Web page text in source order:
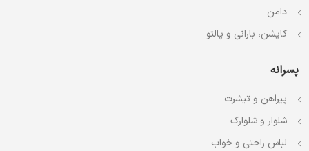
دامن
کاپشن، بارانی و پالتو
پسرانه
پیراهن و تیشرت
شلوار و شلوارک
لباس راحتی و خواب